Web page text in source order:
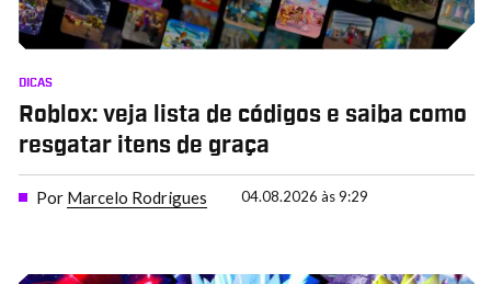
DICAS
Roblox: veja lista de códigos e saiba como
resgatar itens de graça
Por Marcelo Rodrigues 04.08.2026 às 9:29